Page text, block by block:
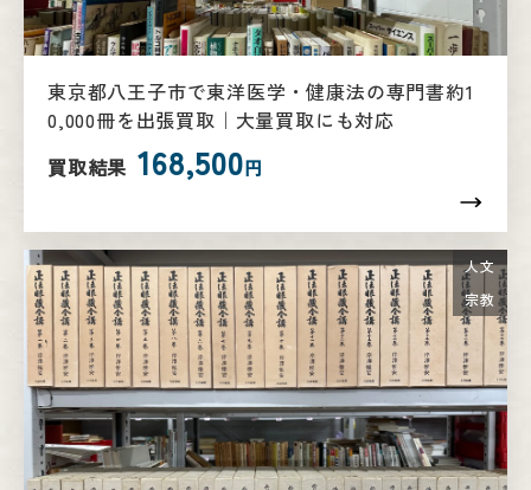
東京都八王子市で東洋医学・健康法の専門書約1
0,000冊を出張買取｜大量買取にも対応
買取結果 168,500円
人文
宗教